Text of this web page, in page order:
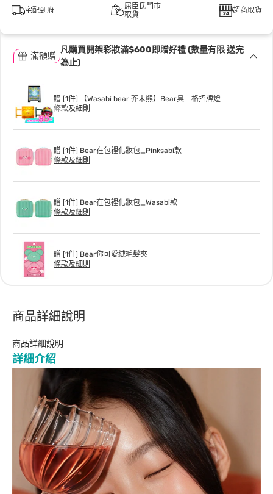
宅配到府
屈臣氏門市
取貨
超商取貨
滿額贈
凡購買開架彩妝滿$600即贈好禮 (數量有限 送完
為止)
贈 [1件] 【Wasabi bear 芥末熊】Bear具一格招牌燈
條款及細則
贈 [1件] Bear在包裡化妝包_Pinksabi款
條款及細則
贈 [1件] Bear在包裡化妝包_Wasabi款
條款及細則
贈 [1件] Bear你可愛絨毛髮夾
條款及細則
商品詳細說明
商品詳細說明
詳細介紹